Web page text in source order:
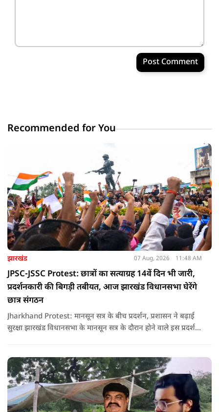
Post Comment
Recommended for You
झारखंड 07 Aug, 2026 11:48 AM
JPSC-JSSC Protest: छात्रों का सत्याग्रह 14वें दिन भी जारी,
प्रदर्शनकारी की बिगड़ी तबीयत, आज झारखंड विधानसभा घेरेंगे
छात्र संगठन
Jharkhand Protest: मानसून सत्र के बीच प्रदर्शन, प्रशासन ने बढ़ाई
सुरक्षा झारखंड विधानसभा के मानसून सत्र के दौरान होने वाले इस प्रदर्शन
जनाधिकार महासभा के आह्वान पर आयोजित किया जा रहा है.